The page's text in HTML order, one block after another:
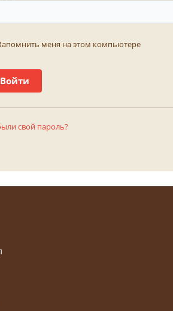
меня на этом компьютере
свой пароль?